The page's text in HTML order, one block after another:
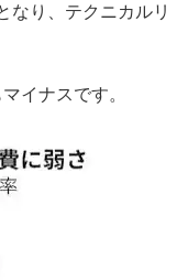
なり、テクニカルリ
イナスです。